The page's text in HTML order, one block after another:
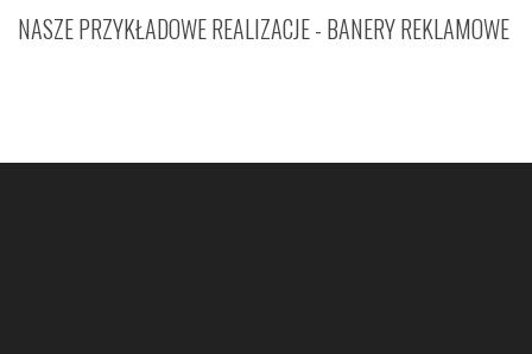
NASZE PRZYKŁADOWE REALIZACJE - BANERY REKLAMOWE